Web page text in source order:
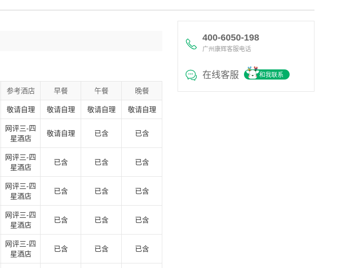
参考酒店 早餐 午餐 晚餐
敬请自理 敬请自理 敬请自理 敬请自理
网评三-四
星酒店
敬请自理 已含 已含
网评三-四
星酒店
已含 已含 已含
网评三-四
星酒店
已含 已含 已含
网评三-四
星酒店
已含 已含 已含
网评三-四
星酒店
已含 已含 已含
400-6050-198
广州康辉客服电话
在线客服 和我联系